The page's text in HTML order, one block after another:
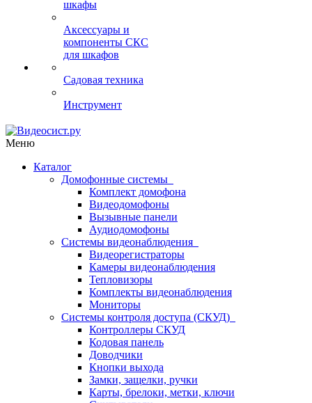
шкафы
Аксессуары и
компоненты СКС
для шкафов
Садовая техника
Инструмент
Меню
Каталог
Домофонные системы
Комплект домофона
Видеодомофоны
Вызывные панели
Аудиодомофоны
Системы видеонаблюдения
Видеорегистраторы
Камеры видеонаблюдения
Тепловизоры
Комплекты видеонаблюдения
Мониторы
Системы контроля доступа (СКУД)
Контроллеры СКУД
Кодовая панель
Доводчики
Кнопки выхода
Замки, защелки, ручки
Карты, брелоки, метки, ключи